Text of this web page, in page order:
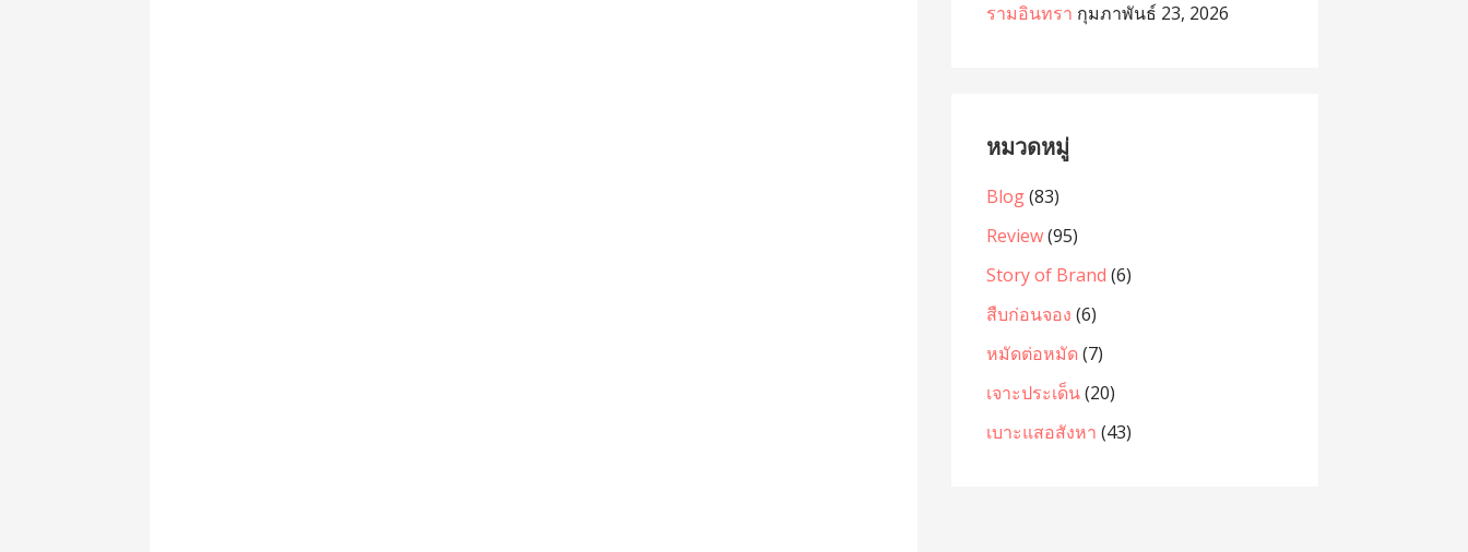
รามอินทรา กุมภาพันธ์ 23, 2026
หมวดหมู่
Blog(83)
Review(95)
Story of Brand (6)
สืบก่อนจอง (6)
หมัดต่อหมัด (7)
เจาะประเด็น(20)
เบาะแสอสังหา (43)